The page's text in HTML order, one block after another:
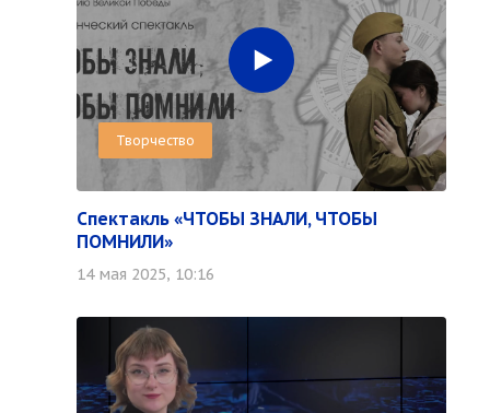
Творчество
Спектакль «ЧТОБЫ ЗНАЛИ, ЧТОБЫ
ПОМНИЛИ»
14 мая 2025, 10:16